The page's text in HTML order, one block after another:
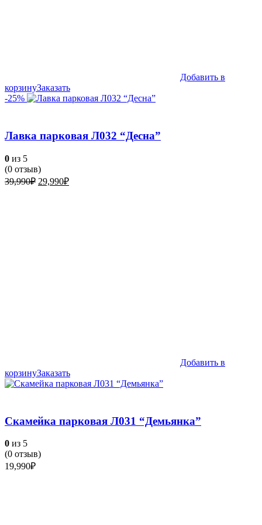
Добавить в
корзинуЗаказать
-25%
Лавка парковая Л032 “Десна”
0 из 5
(0 отзыв)
39,990₽ Первоначальная
29,990₽Текущая
Добавить в
корзинуЗаказать
Скамейка парковая Л031 “Демьянка”
0 из 5
(0 отзыв)
19,990₽